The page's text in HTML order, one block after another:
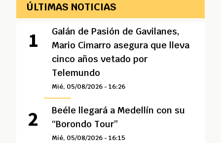
ÚLTIMAS NOTICIAS
Galán de Pasión de Gavilanes,
Mario Cimarro asegura que lleva
cinco años vetado por
Telemundo
Mié, 05/08/2026 - 16:26
Beéle llegará a Medellín con su
“Borondo Tour”
Mié, 05/08/2026 - 16:15